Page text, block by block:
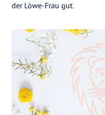
der Löwe-Frau gut.